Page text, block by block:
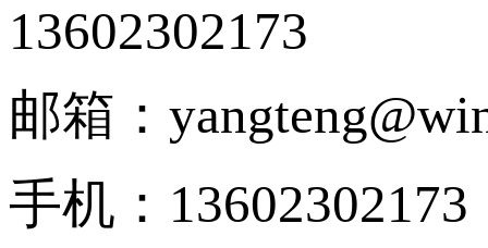
13602302173
邮箱：
手机：13602302173